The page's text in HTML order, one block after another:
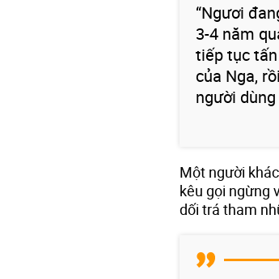
“Ngươi
3-4 năm
tiếp tục
của Nga,
người
Một người
kêu gọi ngừng
dối trá tham